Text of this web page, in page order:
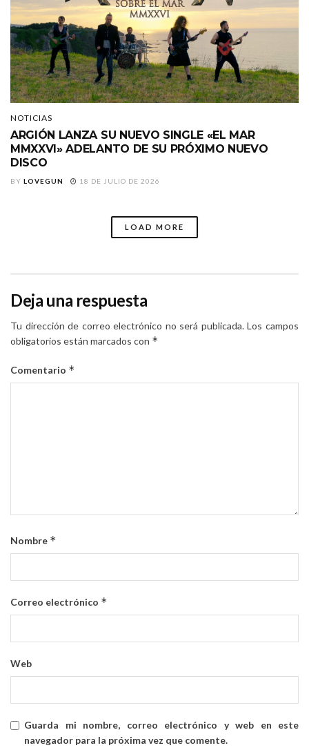
NOTICIAS
ARGIÓN LANZA SU NUEVO SINGLE «EL MAR
MMXXVI» ADELANTO DE SU PRÓXIMO NUEVO
DISCO
BY LOVEGUN 18 DE JULIO DE 2026
LOAD MORE
Deja una respuesta
Tu dirección de correo electrónico no será publicada. Los campos
obligatorios están marcados con *
Comentario *
Nombre *
Correo electrónico *
Web
Guarda mi nombre, correo electrónico y web en este
navegador para la próxima vez que comente.